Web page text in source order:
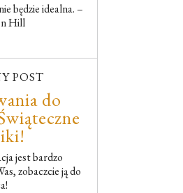
będzie idealna. –
Hill
POST
do
jest bardzo
zobaczcie ją do